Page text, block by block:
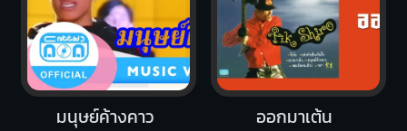
มนุษย์ค้างคาว ออกมาเต้น